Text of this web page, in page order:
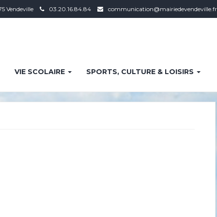
Vendeville 03.20.16.84.84 communication@mairiedevendeville.fr
VIE SCOLAIRE SPORTS, CULTURE & LOISIRS